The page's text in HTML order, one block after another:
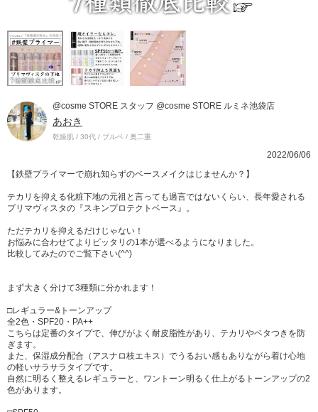
@cosme STORE スタッフ @cosme STORE ルミネ池袋店
あおき
乾燥肌 / 30代 / ブルベ / 奥二重
2022/06/06
【鉄壁プライマーで崩れ知らずのベースメイクはじませんか？】
テカリを抑える化粧下地の元祖と言っても過言ではないくらい、長年愛される
プリマヴィスタの『スキンプロテクトベース』。
ただテカリを抑えるだけじゃない！
お悩みに合わせてよりピッタリの1本が選べるようになりました。
比較してみたのでご覧下さい(^^)
まず大きく分けて3種類に分かれます！
□レギュラー&トーンアップ
全2色・SPF20・PA++
こちらは定番のタイプで、伸びがよく耐皮脂性があり、テカリやベタつきを防
ぎます。
また、保湿成分配合（アスナロ枝エキス）でうるおい感もありながら着け心地
の軽いサラサラタイプです。
自然に明るく整えるレギュラーと、ワントーン明るく仕上がるトーンアップの2
色があります。